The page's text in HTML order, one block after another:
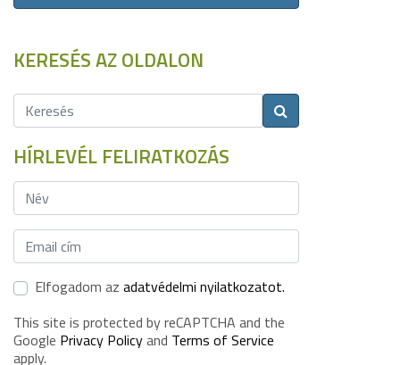
KERESÉS AZ OLDALON
HÍRLEVÉL FELIRATKOZÁS
Elfogadom az adatvédelmi nyilatkozatot.
This site is protected by reCAPTCHA and the
Google Privacy Policyand Terms of Service
apply.